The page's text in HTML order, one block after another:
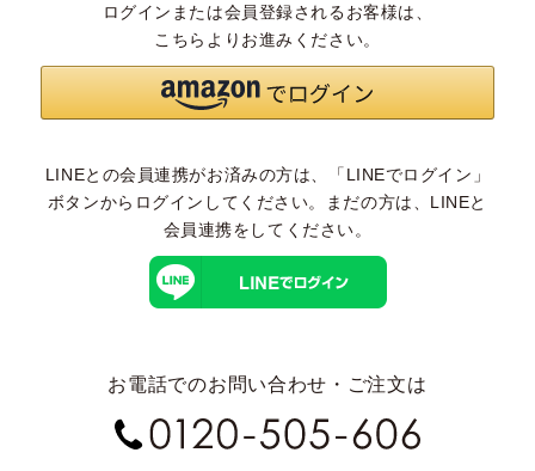
ログインまたは会員登録されるお客様は、
こちらよりお進みください。
LINEとの会員連携がお済みの方は、「LINEでログイン」
ボタンからログインしてください。まだの方は、 LINEと
会員連携をしてください。
お電話でのお問い合わせ・ご注文は